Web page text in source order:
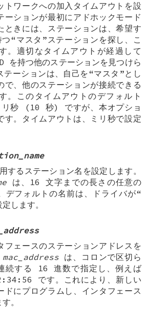
トワークへの加入タイムアウトを設
ーションが最初にアドホックモード
ときには、ステーションは、希望す
“マスタ”ステーションを探し、こ
。適切なタイムアウトが経過して
を持つ他のステーションを見つけら
テーションは、自己を“マスタ”とし
で、他のステーションが接続できる
。このタイムアウトのデフォルト
秒 (10 秒) ですが、本オプショ
す。タイムアウトは、ミリ秒で設定
するステーション名を設定します。
は、16 文字までの長さの任意の
デフォルトの名前は、ドライバが“
します。
フェースのステーションアドレスを
mac_addressは、コロンで区切ら
する 16 進数で指定し、例えば
です。これにより、新しい
ドにプログラムし、インタフェース
。